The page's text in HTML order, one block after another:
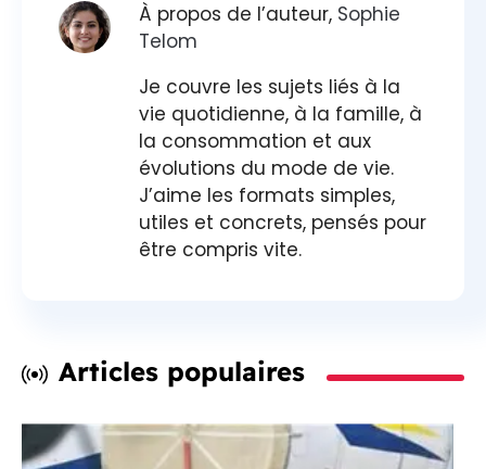
À propos de l’auteur, Sophie
Telom
Je couvre les sujets liés à la
vie quotidienne, à la famille, à
la consommation et aux
évolutions du mode de vie.
J’aime les formats simples,
utiles et concrets, pensés pour
être compris vite.
Articles populaires